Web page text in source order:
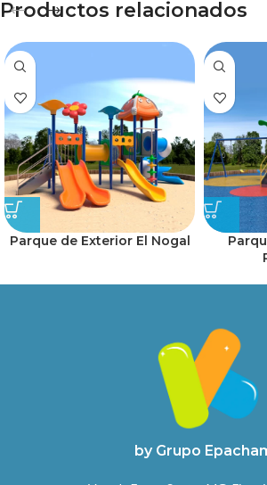
Productos relacionados
Parque de Exterior El Nogal
by Grupo